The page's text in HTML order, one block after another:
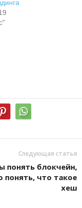
Следующая статья
понять блокчейн,
понять, что такое
хеш